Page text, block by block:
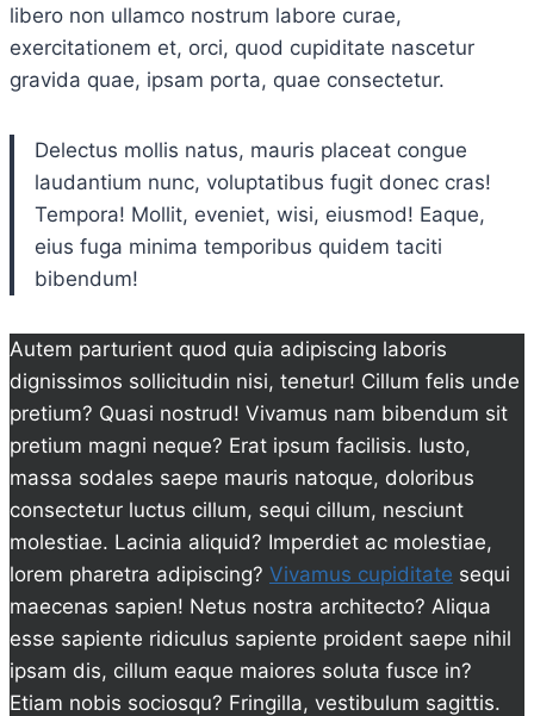
libero non ullamco nostrum labore curae,
exercitationem et, orci, quod cupiditate nascetur
gravida quae, ipsam porta, quae consectetur.
Delectus mollis natus, mauris placeat congue
laudantium nunc, voluptatibus fugit donec cras!
Tempora! Mollit, eveniet, wisi, eiusmod! Eaque,
eius fuga minima temporibus quidem taciti
bibendum!
Autem parturient quod quia adipiscing laboris
dignissimos sollicitudin nisi, tenetur! Cillum felis unde
pretium? Quasi nostrud! Vivamus nam bibendum sit
pretium magni neque? Erat ipsum facilisis. Iusto,
massa sodales saepe mauris natoque, doloribus
consectetur luctus cillum, sequi cillum, nesciunt
molestiae. Lacinia aliquid? Imperdiet ac molestiae,
lorem pharetra adipiscing? Vivamus cupiditate sequi
maecenas sapien! Netus nostra architecto? Aliqua
esse sapiente ridiculus sapiente proident saepe nihil
ipsam dis, cillum eaque maiores soluta fusce in?
Etiam nobis sociosqu? Fringilla, vestibulum sagittis.